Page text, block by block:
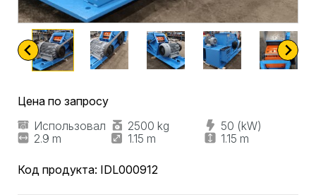
Цена по запросу
Использовал
2.9 m
2500 kg
1.15 m
50 (kW)
1.15 m
Код продукта: IDL000912